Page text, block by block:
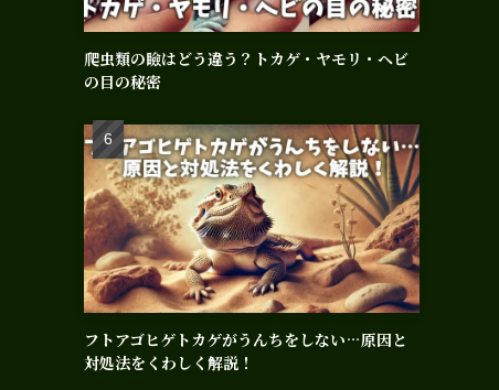
爬虫類の瞼はどう違う？トカゲ・ヤモリ・ヘビ
の目の秘密
フトアゴヒゲトカゲがうんちをしない…原因と
対処法をくわしく解説！